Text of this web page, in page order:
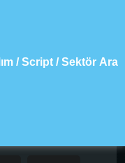
tescilimizi
güvence altına aldık.
ve kalitemizi
güvenli hizmet
pekiştirmektedir.
Bakanlığı Elektronik
kaydımızı tamamladık.
güvenilir ve şeffaf hizmet
ETBİS güvencesiyle
Detaylı bilgi için bizimle
/ Script / Sektör Ara